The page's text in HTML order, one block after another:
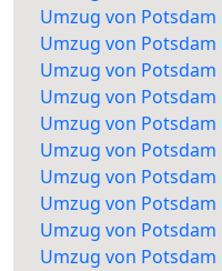
Umzug von
Umzug von Potsdam
Umzug von
Umzug von
Umzug von
Umzug von
Umzug von Potsdam
Umzug von Potsdam
Umzug von Potsdam
Umzug von